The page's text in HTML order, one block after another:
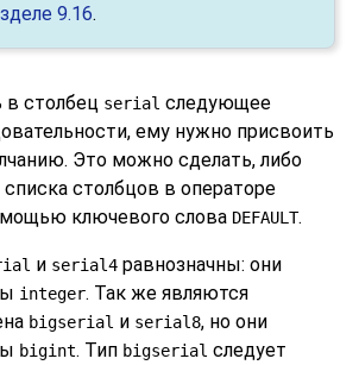
9.16.
столбец serial следующее
ему нужно присвоить
Это можно сделать, либо
столбцов в операторе
ключевого слова DEFAULT.
и serial4 равнозначны: они
integer. Так же являются
bigserial и serial8, но они
bigint. Тип bigserial следует